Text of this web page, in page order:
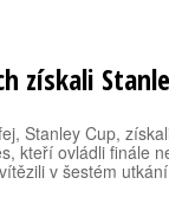
získali
Stanley Cup,
kteří ovládli finále
v šestém